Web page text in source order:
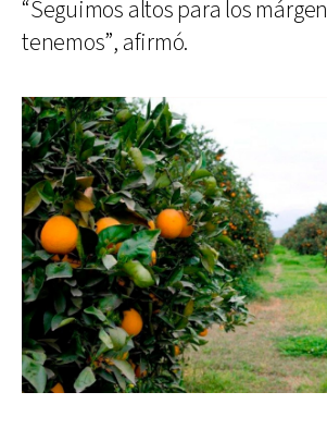
“Seguimos altos para los
tenemos”, afirmó.